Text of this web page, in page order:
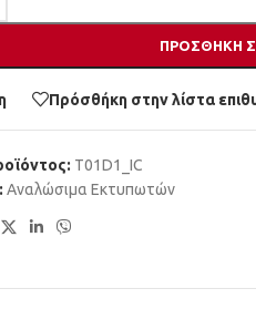
ΠΡΟΣΘΉΚΗ
Πρόσθήκη στην λίστα
T01D1_IC
Αναλώσιμα Εκτυπωτών